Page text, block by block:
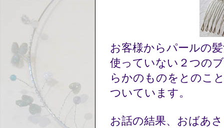
お客様からパールの
使っていない２つの
らかのものをとのこ
ついています。
お話の結果、おばあ